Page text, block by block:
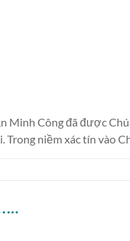
Minh Công đã được
niềm xác tín vào